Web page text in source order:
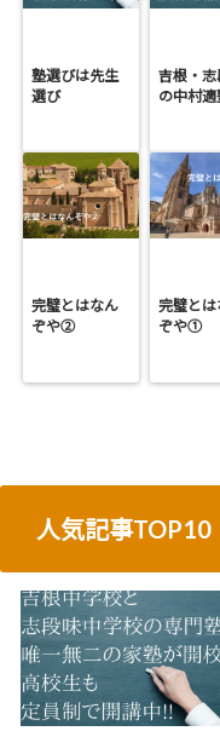
塾選びは先生
選び
吉根・志
の中村適
完璧とはなん
ぞや②
完璧とは
ぞや①
人気記事TOP10